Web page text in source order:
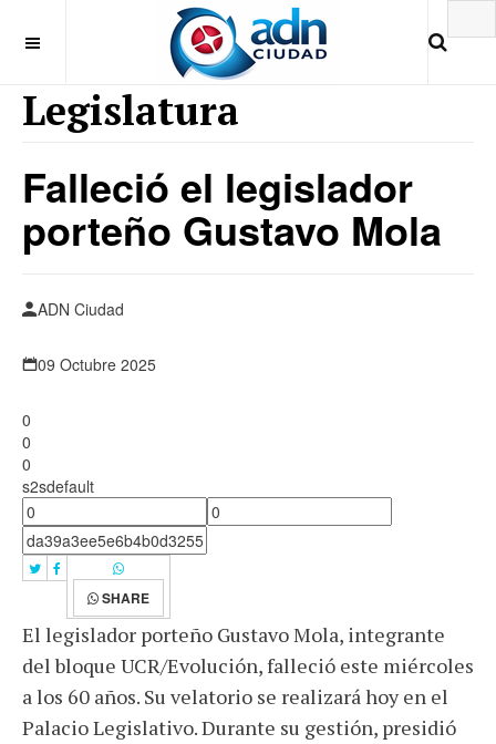
Legislatura
Falleció el legislador
porteño Gustavo Mola
ADN Ciudad
09 Octubre 2025
0
0
0
s2sdefault
SHARE
El legislador porteño Gustavo Mola, integrante
del bloque UCR/Evolución, falleció este miércoles
a los 60 años. Su velatorio se realizará hoy en el
Palacio Legislativo. Durante su gestión, presidió